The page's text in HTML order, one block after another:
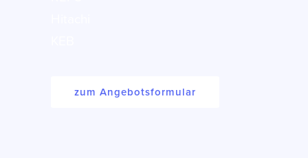
zum Angebotsformular